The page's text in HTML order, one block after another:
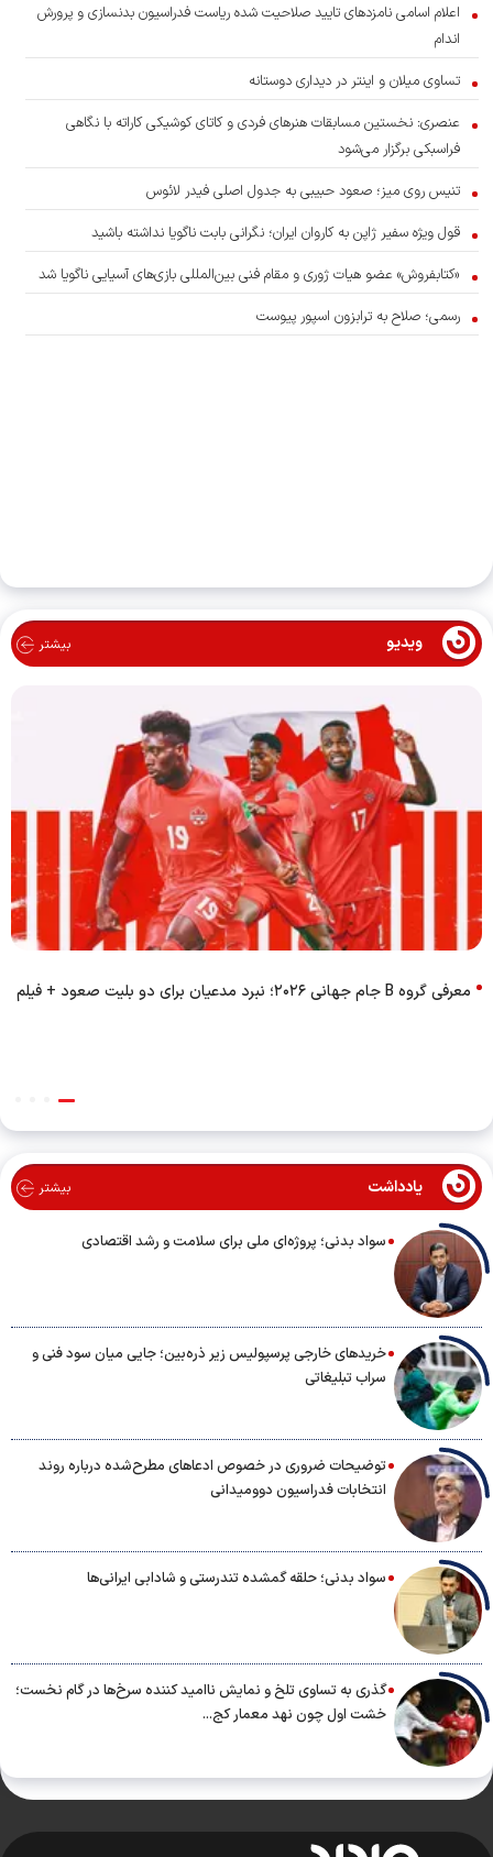
اعلام اسامی نامزدهای تایید صلاحیت شده ریاست فدراسیون بدنسازی و پرورش
اندام
تساوی میلان و اینتر در دیداری دوستانه
عنصری: نخستین مسابقات هنرهای فردی و کاتای کوشیکی کاراته با نگاهی
فراسبکی برگزار می‌شود
تنیس روی میز؛ صعود حبیبی به جدول اصلی فیدر لائوس
قول ویژه سفیر ژاپن به کاروان ایران؛ نگرانی بابت ناگویا نداشته باشید
«کتابفروش» عضو هیات ژوری و مقام فنی بین‌المللی بازی‌های آسیایی ناگویا شد
رسمی؛ صلاح به ترابزون اسپور پیوست
ویدیو بیشتر
معرفی گروه B جام جهانی ۲۰۲۶؛ نبرد مدعیان برای دو بلیت صعود + فیلم
یادداشت بیشتر
سواد بدنی؛ پروژه‌ای ملی برای سلامت و رشد اقتصادی
خریدهای خارجی پرسپولیس زیر ذره‌بین؛ جایی میان سود فنی و
سراب تبلیغاتی
توضیحات ضروری در خصوص ادعاهای مطرح‌شده درباره روند
انتخابات فدراسیون دوومیدانی
سواد بدنی؛ حلقه گمشده تندرستی و شادابی ایرانی‌ها
گذری به تساوی تلخ و نمایش ناامید کننده سرخ‌ها در گام نخست؛
خشت اول چون نهد معمار کج...